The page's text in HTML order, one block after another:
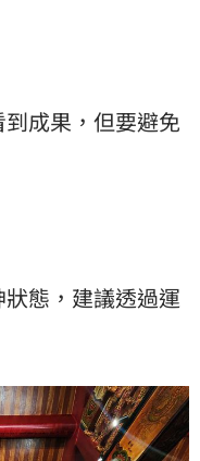
成果，但要避免
態，建議透過運